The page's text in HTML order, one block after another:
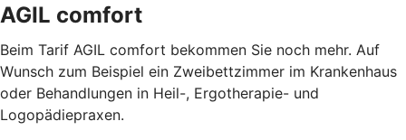
AGIL comfort
Beim Tarif AGIL comfort bekommen Sie noch mehr. Auf
Wunsch zum Beispiel ein Zweibettzimmer im Krankenhaus
oder Behandlungen in Heil-, Ergotherapie- und
Logopädiepraxen.